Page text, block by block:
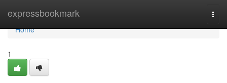
expressbookmark
Home
Home
1